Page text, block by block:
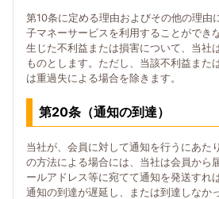
第10条に定める理由およびその他の理由
子マネーサービスを利用することができ
生じた不利益または損害について、当社
ものとします。ただし、当該不利益また
は重過失による場合を除きます。
第20条（通知の到達）
当社が、会員に対して通知を行うにあた
の方法による場合には、当社は会員から
ールアドレス等に宛てて通知を発送すれ
通知の到達が遅延し、または到達しなか